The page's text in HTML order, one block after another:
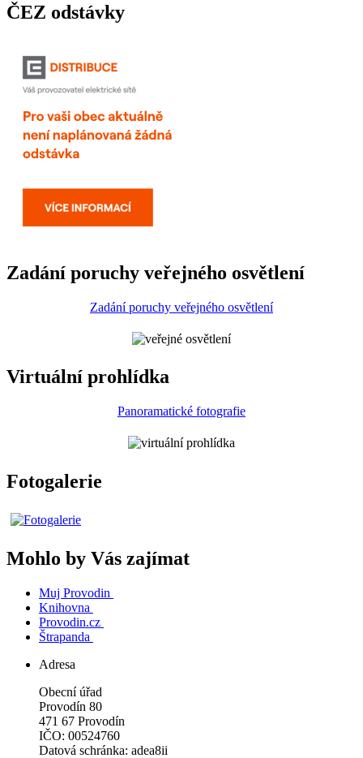
ČEZ odstávky
Zadání poruchy veřejného osvětlení
Zadání poruchy veřejného osvětlení
Virtuální prohlídka
Panoramatické fotografie
Fotogalerie
Mohlo by Vás zajímat
Muj Provodin
Knihovna
Provodin.cz
Štrapanda
Adresa
Obecní úřad
Provodín 80
471 67 Provodín
IČO: 00524760
Datová schránka: adea8ii